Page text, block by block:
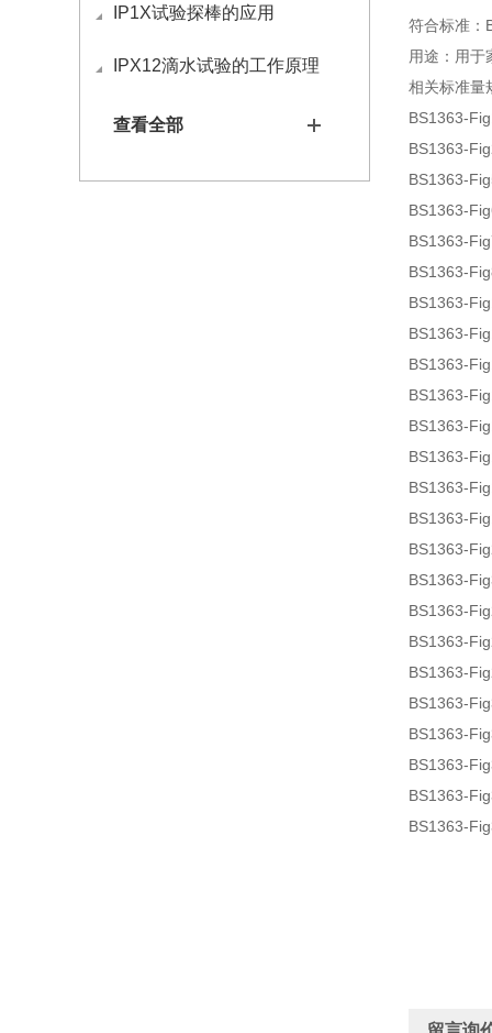
IP1X试验探棒的应用
IPX12滴水试验的工作原理
查看全部
符合标准：
用途：用于
相关标准量
BS1363-
BS1363-
BS1363-
BS1363-
BS1363-
BS1363-
BS1363-
BS1363-
BS1363-
BS1363-
BS1363-
BS1363-
BS1363-
BS1363-
BS1363-
BS1363-
BS1363-
BS1363-
BS1363-
BS1363-
BS1363-
BS1363-
BS1363-
BS1363-